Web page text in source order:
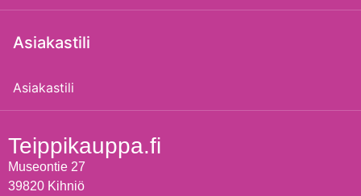
Asiakastili
Asiakastili
Teippikauppa.fi
Museontie 27
39820 Kihniö